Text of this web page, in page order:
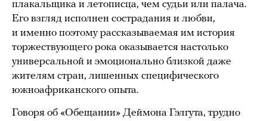
плакальщика и летописца, чем судьи или палача.
Его взгляд исполнен сострадания и любви,
и именно поэтому рассказываемая им история
торжествующего рока оказывается настолько
универсальной и эмоционально близкой даже
жителям стран, лишенных специфического
южноафриканского опыта.
Говоря об «Обещании» Деймона Гэлгута, трудно